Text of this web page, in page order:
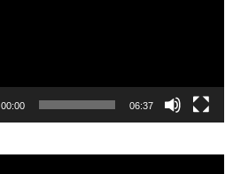
00:00 06:37